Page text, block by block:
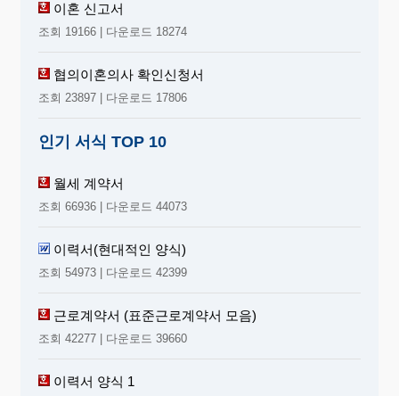
이혼 신고서
조회 19166 | 다운로드 18274
협의이혼의사 확인신청서
조회 23897 | 다운로드 17806
인기 서식 TOP 10
월세 계약서
조회 66936 | 다운로드 44073
이력서(현대적인 양식)
조회 54973 | 다운로드 42399
근로계약서 (표준근로계약서 모음)
조회 42277 | 다운로드 39660
이력서 양식 1